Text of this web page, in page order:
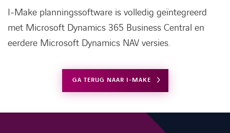
I-Make planningssoftware is volledig geïntegreerd
met Microsoft Dynamics 365 Business Central en
eerdere Microsoft Dynamics NAV versies.
GA TERUG NAAR I-MAKE